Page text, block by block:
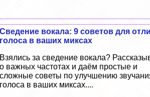
Сведение вокала: 9 советов для
голоса в ваших миксах
Взялись за сведение вокала?
о важных частотах и даём простые и
сложные советы по улучшению
голоса в ваших миксах....